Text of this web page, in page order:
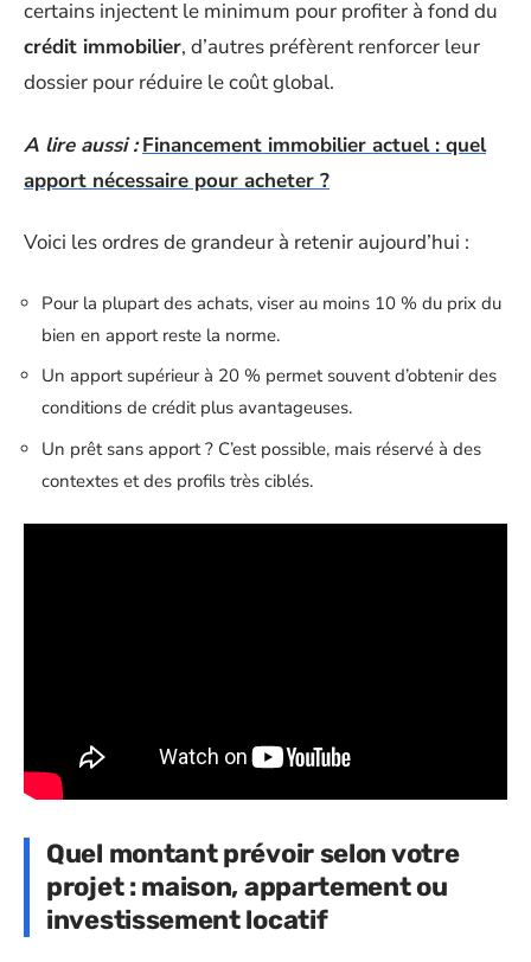
certains injectent le minimum pour profiter à fond du
crédit immobilier, d’autres préfèrent renforcer leur
dossier pour réduire le coût global.
A lire aussi : Financement immobilier actuel : quel
apport nécessaire pour acheter ?
Voici les ordres de grandeur à retenir aujourd’hui :
Pour la plupart des achats, viser au moins 10 % du prix du
bien en apport reste la norme.
Un apport supérieur à 20 % permet souvent d’obtenir des
conditions de crédit plus avantageuses.
Un prêt sans apport ? C’est possible, mais réservé à des
contextes et des profils très ciblés.
Quel montant prévoir selon votre
projet : maison, appartement ou
investissement locatif